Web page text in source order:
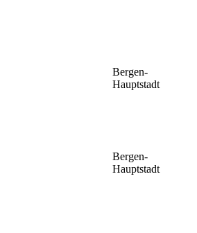
Bergen-
Hauptstadt
Bergen-
Hauptstadt